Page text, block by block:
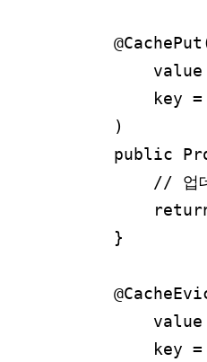
key =
    )
public
// 업
    }
key =